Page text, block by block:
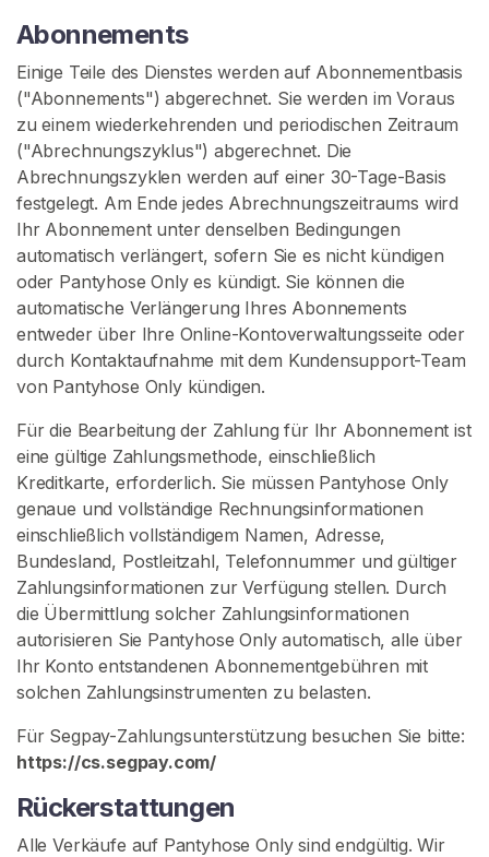
Abonnements
Einige Teile des Dienstes werden auf Abonnementbasis
("Abonnements") abgerechnet. Sie werden im Voraus
zu einem wiederkehrenden und periodischen Zeitraum
("Abrechnungszyklus") abgerechnet. Die
Abrechnungszyklen werden auf einer 30-Tage-Basis
festgelegt. Am Ende jedes Abrechnungszeitraums wird
Ihr Abonnement unter denselben Bedingungen
automatisch verlängert, sofern Sie es nicht kündigen
oder Pantyhose Only es kündigt. Sie können die
automatische Verlängerung Ihres Abonnements
entweder über Ihre Online-Kontoverwaltungsseite oder
durch Kontaktaufnahme mit dem Kundensupport-Team
von Pantyhose Only kündigen.
Für die Bearbeitung der Zahlung für Ihr Abonnement ist
eine gültige Zahlungsmethode, einschließlich
Kreditkarte, erforderlich. Sie müssen Pantyhose Only
genaue und vollständige Rechnungsinformationen
einschließlich vollständigem Namen, Adresse,
Bundesland, Postleitzahl, Telefonnummer und gültiger
Zahlungsinformationen zur Verfügung stellen. Durch
die Übermittlung solcher Zahlungsinformationen
autorisieren Sie Pantyhose Only automatisch, alle über
Ihr Konto entstandenen Abonnementgebühren mit
solchen Zahlungsinstrumenten zu belasten.
Für Segpay-Zahlungsunterstützung besuchen Sie bitte:
https://cs.segpay.com/
Rückerstattungen
Alle Verkäufe auf Pantyhose Only sind endgültig. Wir
r
u
m
f
o
e
G
e
b
r
a
u
c
h
t
e
S
t
r
u
m
p
h
o
e
n